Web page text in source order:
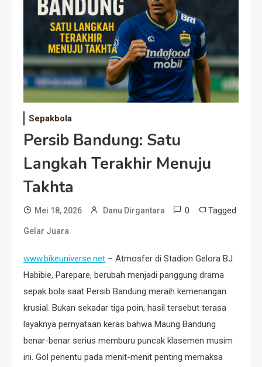
Event Besar
Sepakbola
Persib Bandung: Satu
Langkah Terakhir Menuju
Takhta
Mei 18, 2026 Danu Dirgantara 0 Tagged
Gelar Juara
www.bikeuniverse.net – Atmosfer di Stadion Gelora BJ
Habibie, Parepare, berubah menjadi panggung drama
sepak bola saat Persib Bandung meraih kemenangan
krusial. Bukan sekadar tiga poin, hasil tersebut terasa
layaknya pernyataan keras bahwa Maung Bandung
benar-benar serius memburu puncak klasemen musim
ini. Gol penentu pada menit-menit penting memaksa